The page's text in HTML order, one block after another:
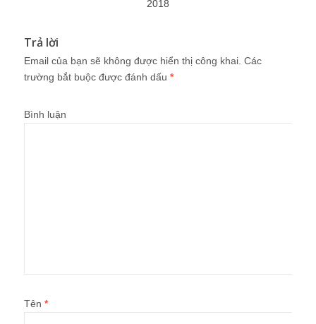
2018
Trả lời
Email của bạn sẽ không được hiển thị công khai. Các
trường bắt buộc được đánh dấu *
Bình luận
Tên *